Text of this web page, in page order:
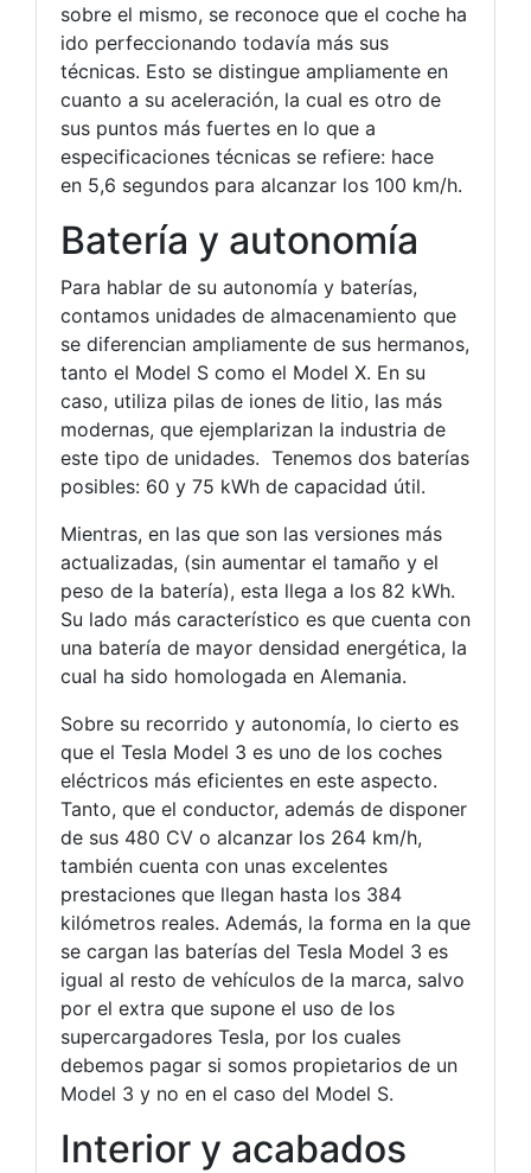
sobre el mismo, se reconoce que el coche ha
ido perfeccionando todavía más sus
técnicas. Esto se distingue ampliamente en
cuanto a su aceleración, la cual es otro de
sus puntos más fuertes en lo que a
especificaciones técnicas se refiere: hace
en 5,6 segundos para alcanzar los 100 km/h.
Batería y autonomía
Para hablar de su autonomía y baterías,
contamos unidades de almacenamiento que
se diferencian ampliamente de sus hermanos,
tanto el Model S como el Model X. En su
caso, utiliza pilas de iones de litio, las más
modernas, que ejemplarizan la industria de
este tipo de unidades. Tenemos dos baterías
posibles: 60 y 75 kWh de capacidad útil.
Mientras, en las que son las versiones más
actualizadas, (sin aumentar el tamaño y el
peso de la batería), esta llega a los 82 kWh.
Su lado más característico es que cuenta con
una batería de mayor densidad energética, la
cual ha sido homologada en Alemania.
Sobre su recorrido y autonomía, lo cierto es
que el Tesla Model 3 es uno de los coches
eléctricos más eficientes en este aspecto.
Tanto, que el conductor, además de disponer
de sus 480 CV o alcanzar los 264 km/h,
también cuenta con unas excelentes
prestaciones que llegan hasta los 384
kilómetros reales. Además, la forma en la que
se cargan las baterías del Tesla Model 3 es
igual al resto de vehículos de la marca, salvo
por el extra que supone el uso de los
supercargadores Tesla, por los cuales
debemos pagar si somos propietarios de un
Model 3 y no en el caso del Model S.
Interior y acabados